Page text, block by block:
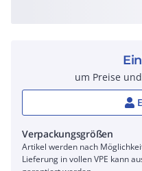
um Preise
Verpackungsgrößen
Artikel werden nach
Lieferung in vollen VPE kann